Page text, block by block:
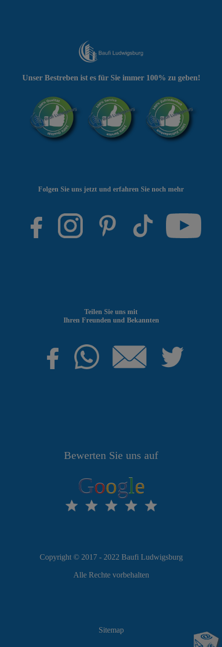
Bewerten Sie uns auf
Google
Teilen Sie uns mit
Ihren Freunden und Bekannten
Folgen Sie uns jetzt und erfahren Sie noch mehr
Unser Bestreben ist es für Sie immer 100% zu geben!
Copyright © 2017 - 2022 Baufi Ludwigsburg
Alle Rechte vorbehalten
Sitemap